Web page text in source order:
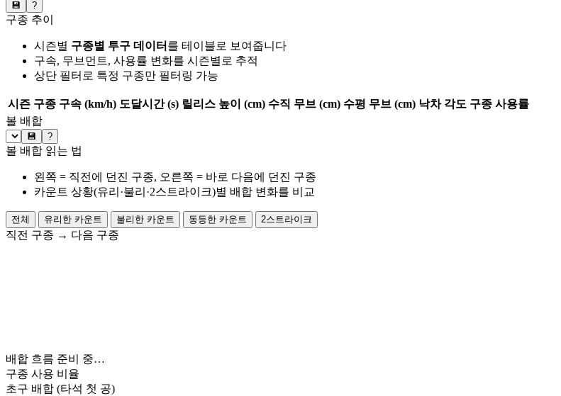
💾 ?
구종 추이
시즌별 구종별 투구 데이터 를 테이블로 보여줍니다
구속, 무브먼트, 사용률 변화를 시즌별로 추적
상단 필터로 특정 구종만 필터링 가능
시즌 구종 구속 (km/h) 도달시간 (s) 릴리스 높이 (cm) 수직 무브 (cm) 수평 무브 (cm) 낙차 각도 구종 사용률
볼 배합
💾 ?
볼 배합 읽는 법
왼쪽 = 직전에 던진 구종, 오른쪽 = 바로 다음에 던진 구종
카운트 상황(유리·불리·2스트라이크)별 배합 변화를 비교
전체 유리한 카운트 불리한 카운트 동등한 카운트 2스트라이크
직전 구종 → 다음 구종
배합 흐름 준비 중…
구종 사용 비율
초구 배합 (타석 첫 공)